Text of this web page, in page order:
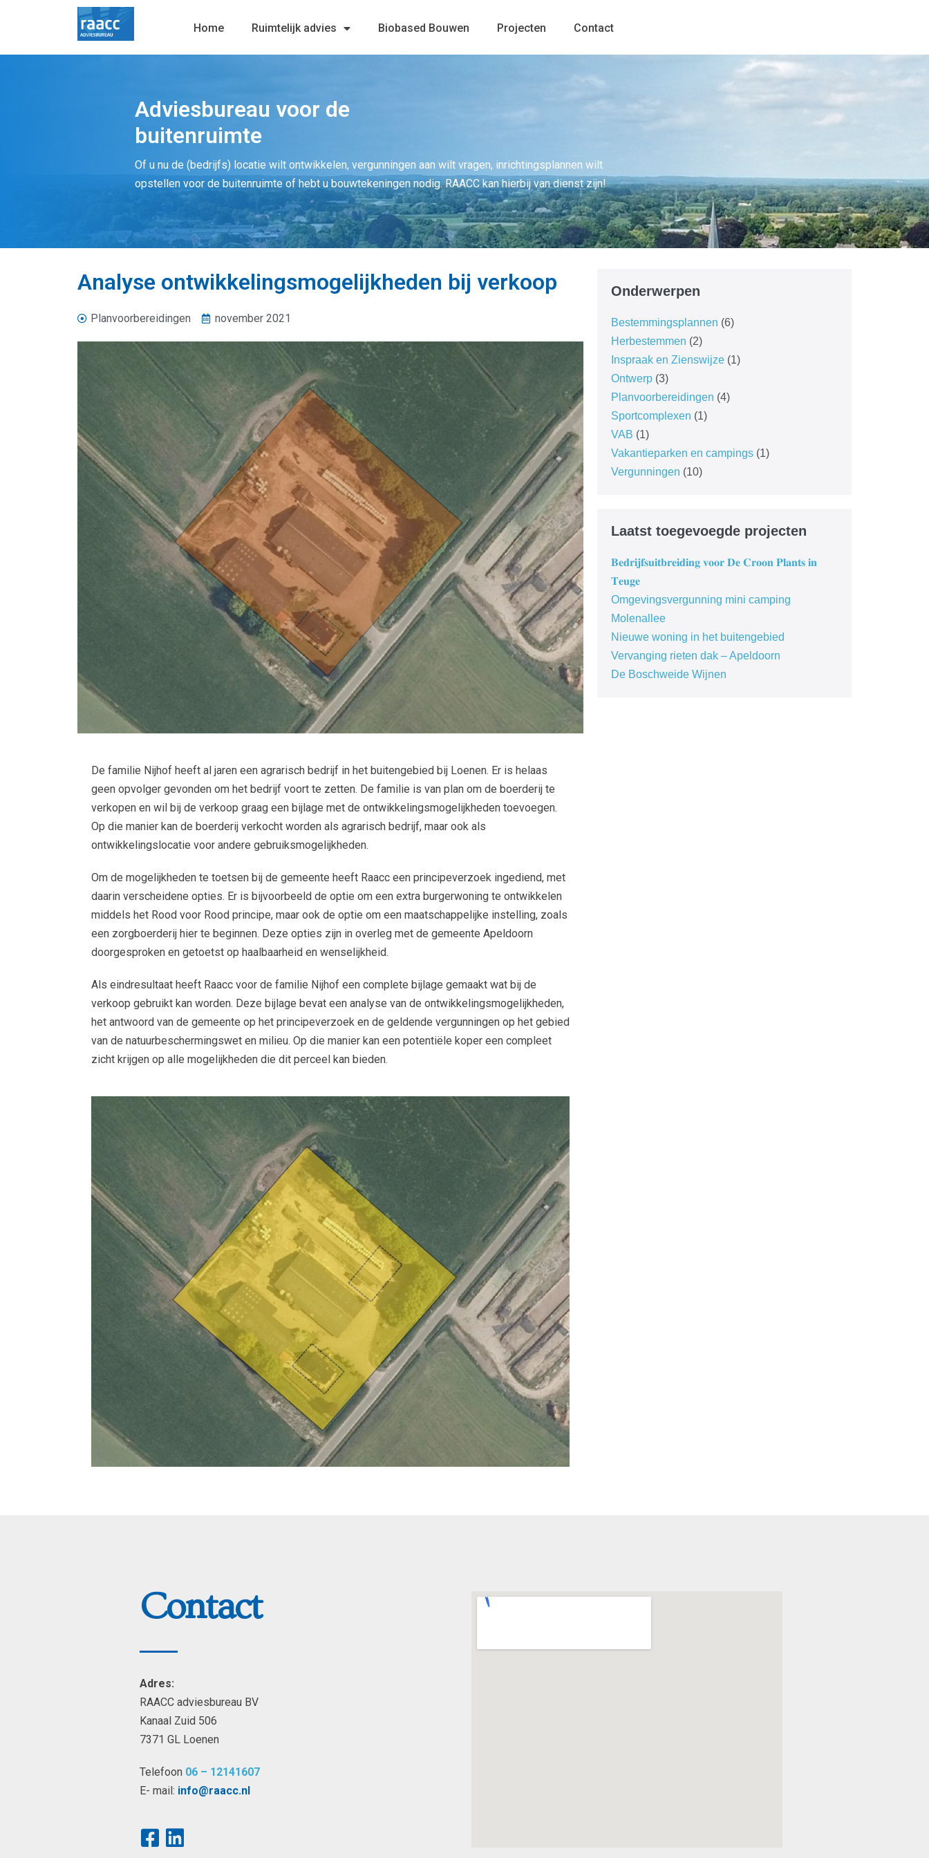
Home Ruimtelijk advies Biobased Bouwen Projecten Contact
Adviesbureau voor de
buitenruimte
Of u nu de (bedrijfs) locatie wilt ontwikkelen, vergunningen aan wilt vragen, inrichtingsplannen wilt
opstellen voor de buitenruimte of hebt u bouwtekeningen nodig. RAACC kan hierbij van dienst zijn!
Analyse ontwikkelingsmogelijkheden bij verkoop
Planvoorbereidingen november 2021
De familie Nijhof heeft al jaren een agrarisch bedrijf in het buitengebied bij Loenen. Er is helaas
geen opvolger gevonden om het bedrijf voort te zetten. De familie is van plan om de boerderij te
verkopen en wil bij de verkoop graag een bijlage met de ontwikkelingsmogelijkheden toevoegen.
Op die manier kan de boerderij verkocht worden als agrarisch bedrijf, maar ook als
ontwikkelingslocatie voor andere gebruiksmogelijkheden.
Om de mogelijkheden te toetsen bij de gemeente heeft Raacc een principeverzoek ingediend, met
daarin verscheidene opties. Er is bijvoorbeeld de optie om een extra burgerwoning te ontwikkelen
middels het Rood voor Rood principe, maar ook de optie om een maatschappelijke instelling, zoals
een zorgboerderij hier te beginnen. Deze opties zijn in overleg met de gemeente Apeldoorn
doorgesproken en getoetst op haalbaarheid en wenselijkheid.
Als eindresultaat heeft Raacc voor de familie Nijhof een complete bijlage gemaakt wat bij de
verkoop gebruikt kan worden. Deze bijlage bevat een analyse van de ontwikkelingsmogelijkheden,
het antwoord van de gemeente op het principeverzoek en de geldende vergunningen op het gebied
van de natuurbeschermingswet en milieu. Op die manier kan een potentiële koper een compleet
zicht krijgen op alle mogelijkheden die dit perceel kan bieden.
Onderwerpen
Bestemmingsplannen (6)
Herbestemmen (2)
Inspraak en Zienswijze (1)
Ontwerp (3)
Planvoorbereidingen (4)
Sportcomplexen (1)
VAB (1)
Vakantieparken en campings (1)
Vergunningen (10)
Laatst toegevoegde projecten
𝐁𝐞𝐝𝐫𝐢𝐣𝐟𝐬𝐮𝐢𝐭𝐛𝐫𝐞𝐢𝐝𝐢𝐧𝐠 𝐯𝐨𝐨𝐫 𝐃𝐞 𝐂𝐫𝐨𝐨𝐧 𝐏𝐥𝐚𝐧𝐭𝐬 𝐢𝐧
𝐓𝐞𝐮𝐠𝐞
Omgevingsvergunning mini camping
Molenallee
Nieuwe woning in het buitengebied
Vervanging rieten dak – Apeldoorn
De Boschweide Wijnen
Contact
Adres:
RAACC adviesbureau BV
Kanaal Zuid 506
7371 GL Loenen
Telefoon 06 – 12141607
E- mail: info@raacc.nl